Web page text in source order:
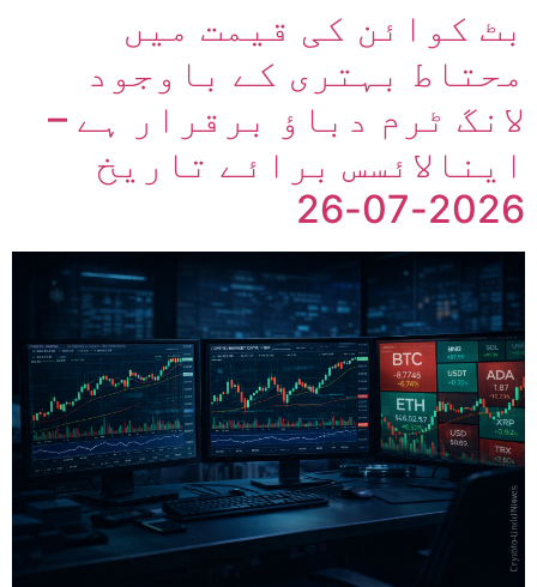
بٹ کوائن کی قیمت میں
محتاط بہتری کے باوجود
لانگ ٹرم دباؤ برقرار ہے –
اینالائسس برائے تاریخ
2026-07-26